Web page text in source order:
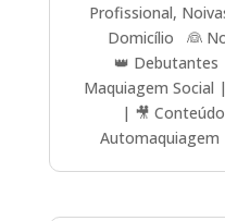
Profissional,
Domicílio 👰
👑
Maquiagem Social
| 🎥